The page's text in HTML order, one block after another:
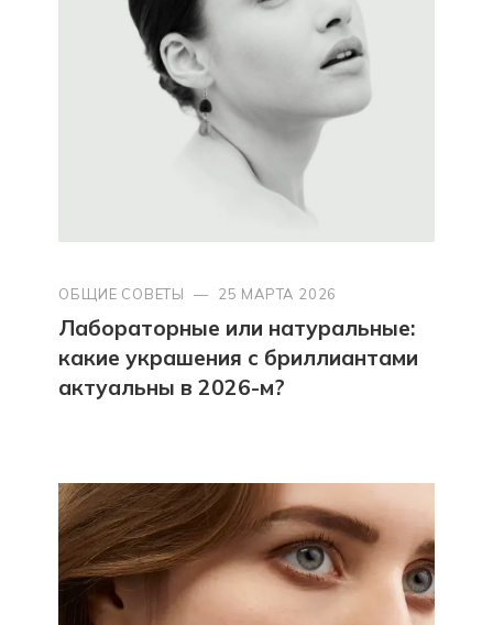
ОБЩИЕ СОВЕТЫ — 25 МАРТА 2026
Лабораторные или натуральные:
какие украшения с бриллиантами
актуальны в 2026-м?